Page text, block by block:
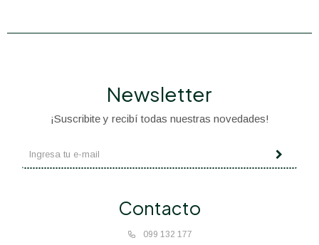
Contacto
099 132 177
Newsletter
¡Suscribite y recibí todas nuestras novedades!